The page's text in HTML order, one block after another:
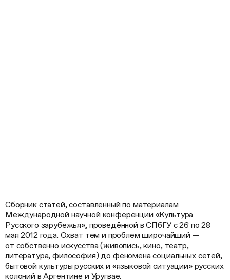
Сборник статей, составленный по материалам
Международной научной конференции «Культура
Русского зарубежья», проведённой в СПбГУ c 26 по 28
мая 2012 года. Охват тем и проблем широчайший —
от собственно искусства (живопись, кино, театр,
литература, философия) до феномена социальных сетей,
бытовой культуры русских и «языковой ситуации» русских
колоний в Аргентине и Уругвае.